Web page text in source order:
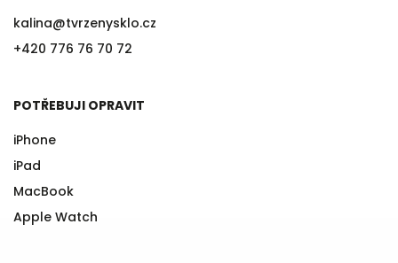
kalina@tvrzenysklo.cz
+420 776 76 70 72
POTŘEBUJI OPRAVIT
iPhone
iPad
MacBook
Apple Watch